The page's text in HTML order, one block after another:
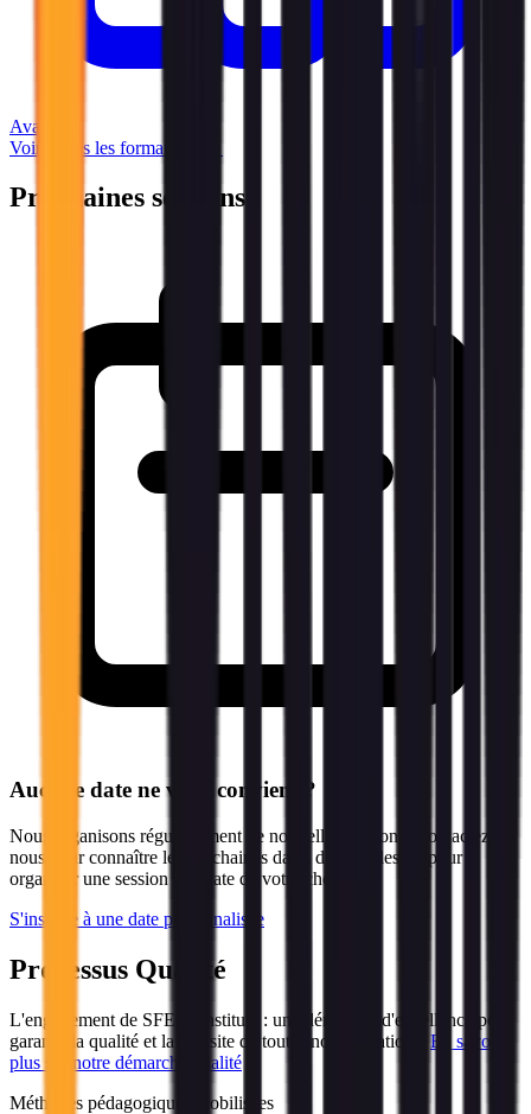
Avancé
Voir toutes les formations →
Prochaines sessions
Aucune date ne vous convient ?
Nous organisons régulièrement de nouvelles sessions. Contactez-
nous pour connaître les prochaines dates disponibles ou pour
organiser une session à la date de votre choix.
S'inscrire à une date personnalisée
Processus Qualité
L'engagement de SFEIR Institute : une démarche d'excellence pour
garantir la qualité et la réussite de toutes nos formations.
En savoir
plus sur notre démarche qualité
Méthodes pédagogiques mobilisées